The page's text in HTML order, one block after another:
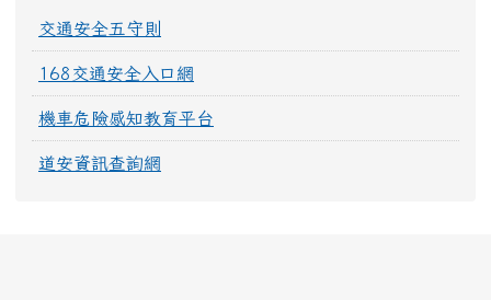
交通安全五守則
168交通安全入口網
機車危險感知教育平台
道安資訊查詢網